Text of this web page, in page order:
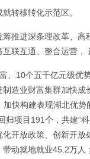
转移转化示范区。
推进深条理改革、高
联互通、整合运营，
、10个五千亿元级优
造业财富集群加快成
加快构建表现湖北优
归项目191个，共建“
开放政策、创新开放
动就地就业45.2万人